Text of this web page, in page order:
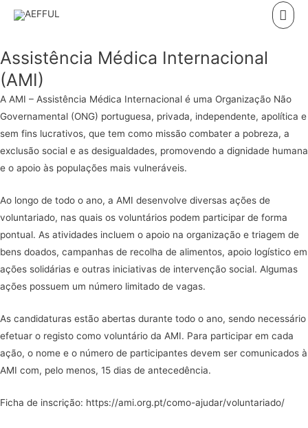
Skip
Assistência Médica Internacional
(AMI)
A AMI – Assistência Médica Internacional é uma Organização Não
Governamental (ONG) portuguesa, privada, independente, apolítica e
sem fins lucrativos, que tem como missão combater a pobreza, a
exclusão social e as desigualdades, promovendo a dignidade humana
e o apoio às populações mais vulneráveis.
Ao longo de todo o ano, a AMI desenvolve diversas ações de
voluntariado, nas quais os voluntários podem participar de forma
pontual. As atividades incluem o apoio na organização e triagem de
bens doados, campanhas de recolha de alimentos, apoio logístico em
ações solidárias e outras iniciativas de intervenção social. Algumas
ações possuem um número limitado de vagas.
As candidaturas estão abertas durante todo o ano, sendo necessário
efetuar o registo como voluntário da AMI. Para participar em cada
ação, o nome e o número de participantes devem ser comunicados à
AMI com, pelo menos, 15 dias de antecedência.
Ficha de inscrição: https://ami.org.pt/como-ajudar/voluntariado/